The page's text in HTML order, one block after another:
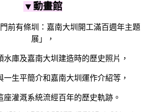
▼動畫館
前有條圳：嘉南大圳開工滿百週年主題
展」，
水庫及嘉南大圳建造時的歷史照片，
一生平簡介和嘉南大圳運作介紹等，
座灌溉系統流經百年的歷史軌跡。